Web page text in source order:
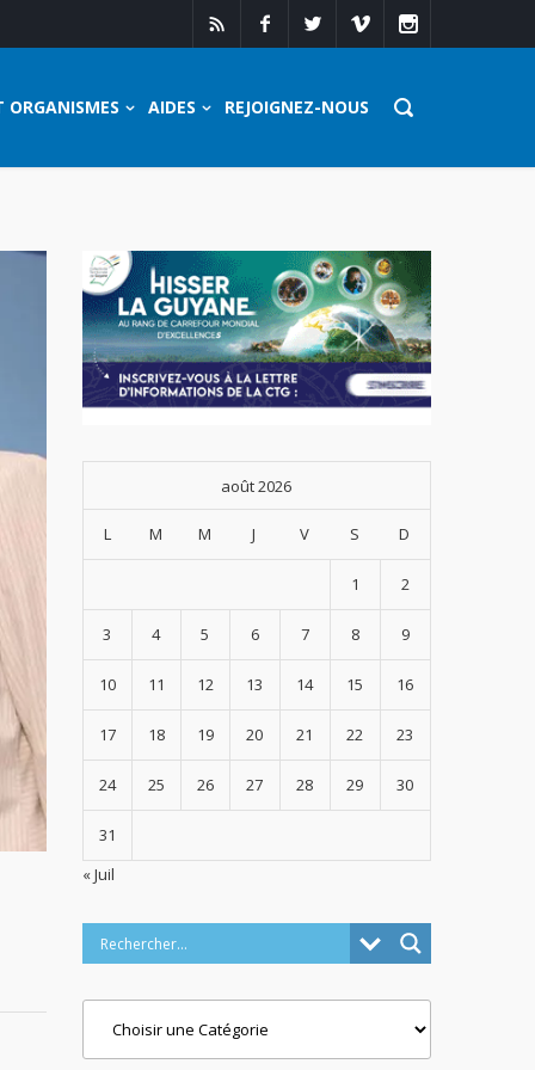
ORGANISMES AIDES REJOIGNEZ-NOUS
août 2026
L M M J V S D
1 2
3 4 5 6 7 8 9
10 11 12 13 14 15 16
17 18 19 20 21 22 23
24 25 26 27 28 29 30
31
« Juil